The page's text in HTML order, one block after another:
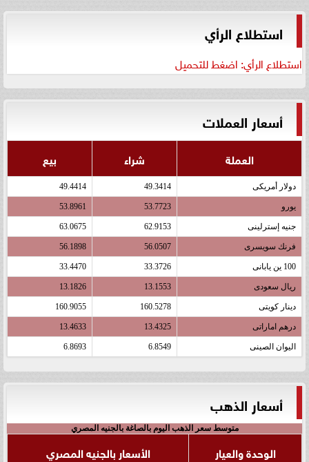
استطلاع الرأي
استطلاع الرأي: اضغط للتحميل
أسعار العملات
العملة شراء بيع
دولار أمريكى 49.3414
49.4414
يورو 53.7723
53.8961
جنيه إسترلينى 62.9153
63.0675
فرنك سويسرى 56.0507
56.1898
100 ين يابانى 33.3726
33.4470
ريال سعودى 13.1553
13.1826
دينار كويتى 160.5278
160.9055
درهم اماراتى 13.4325
13.4633
اليوان الصينى 6.8549
6.8693
أسعار الذهب
متوسط سعر الذهب اليوم بالصاغة بالجنيه المصري
الوحدة والعيار
الأسعار بالجنيه المصري